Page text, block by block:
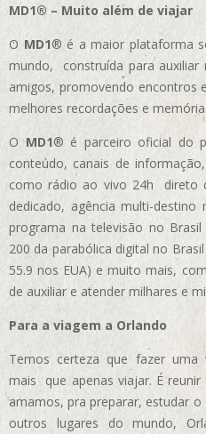
MD1® – Muito além de viajar
O MD1® é a maior plataforma
mundo, construída para
amigos, promovendo encontros
melhores recordações e
OMD1® é parceiro oficial do
conteúdo, canais de
como rádio ao vivo 24h direto
dedicado, agência multi-destino
programa na televisão no
200 da parabólica digital no
55.9 nos EUA) e muito mais,
de auxiliar e atender milhares e
Para a viagem a Orlando
Temos certeza que fazer
mais que apenas viajar. É
amamos, pra preparar, estudar
outros lugares do mundo,